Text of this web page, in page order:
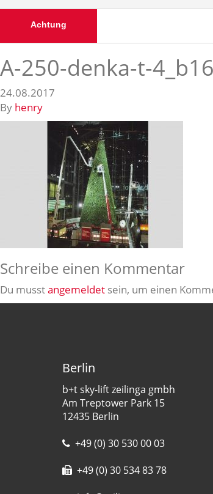
Achtung
A-250-denka-t-
24.08.2017
By henry
Schreibe einen Kommentar
Du musstangemeldet sein, um einen
Berlin
b+t sky-lift zeilinga gmbh
Am Treptower Park 15
12435 Berlin
+49 (0) 30 530 00 03
+49 (0) 30 534 83 78